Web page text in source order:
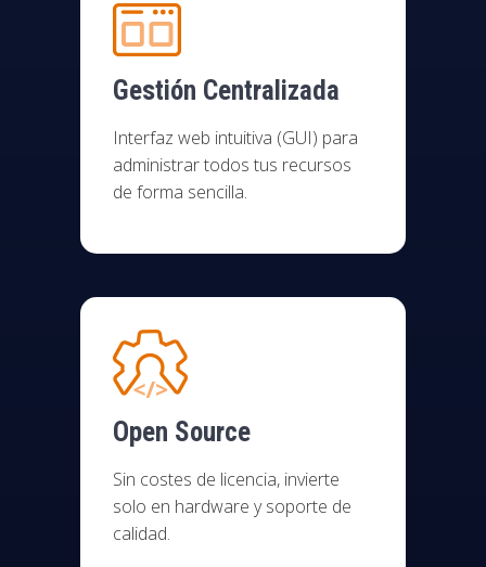
Gestión Centralizada
Interfaz web intuitiva (GUI) para
administrar todos tus recursos
de forma sencilla.
Open Source
Sin costes de licencia, invierte
solo en hardware y soporte de
calidad.